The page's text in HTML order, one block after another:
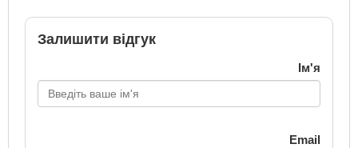
Залишити відгук
Ім'я
Email